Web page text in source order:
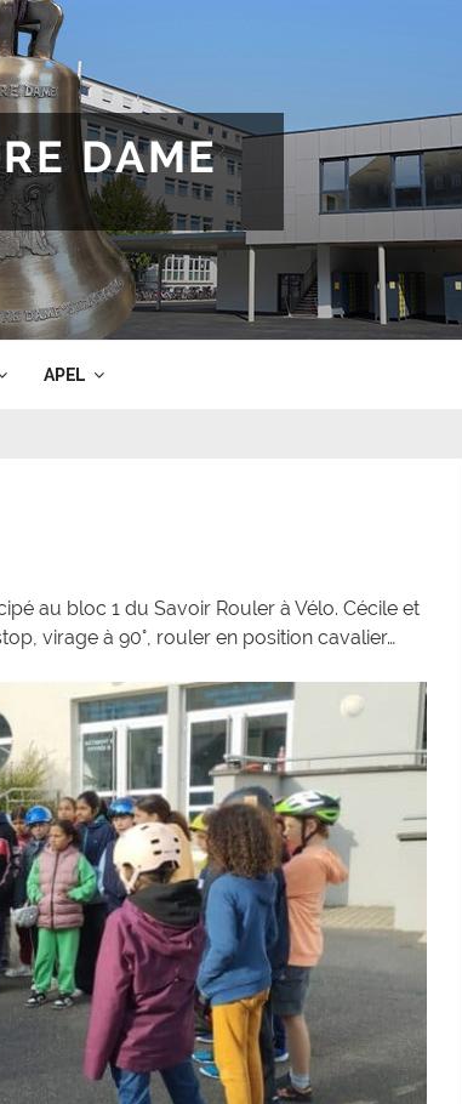
DAME
APEL
au bloc 1 du Savoir Rouler à Vélo. Cécile et
virage à 90°, rouler en position cavalier…